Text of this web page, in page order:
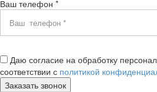
Ваш телефон *
Даю согласие на обработку
соответствии с политикой